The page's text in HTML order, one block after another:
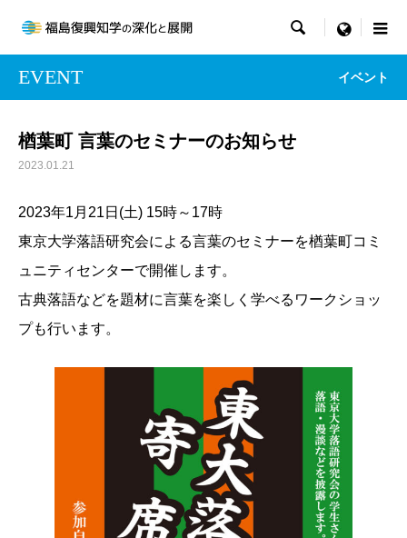
 menu
EVENT イベント
楢葉町 言葉のセミナーのお知らせ
2023.01.21
2023年1月21日(土) 15時～17時
東京大学落語研究会による言葉のセミナーを楢葉町コミ
ュニティセンターで開催します。
古典落語などを題材に言葉を楽しく学べるワークショッ
プも行います。